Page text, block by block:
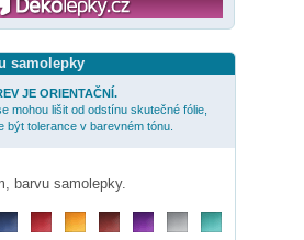
samolepky
JE ORIENTAČNÍ.
mohou lišit od odstínu skutečné fólie,
být tolerance v barevném tónu.
barvu samolepky.